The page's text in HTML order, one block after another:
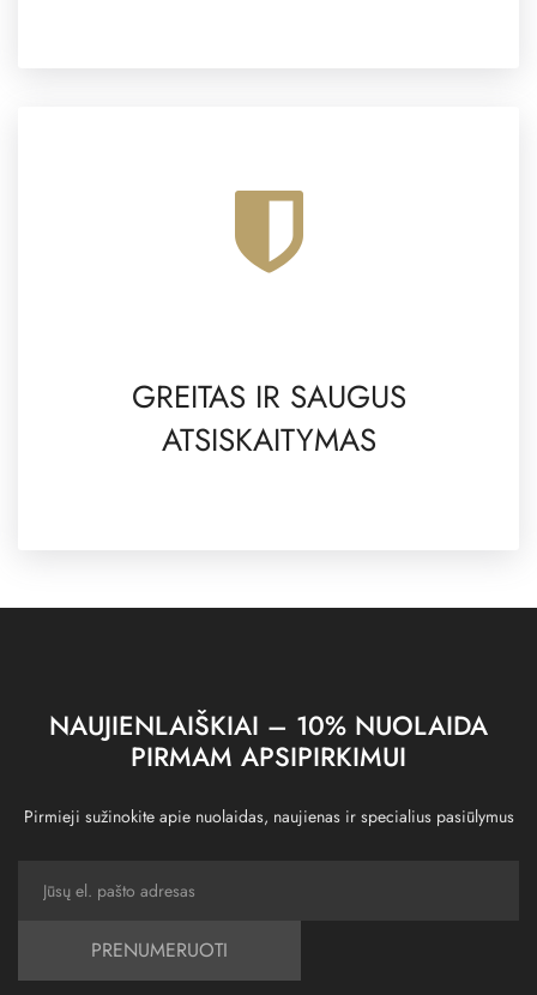
GREITAS IR SAUGUS
ATSISKAITYMAS
NAUJIENLAIŠKIAI – 10% NUOLAIDA
PIRMAM APSIPIRKIMUI
Pirmieji sužinokite apie nuolaidas, naujienas ir specialius pasiūlymus
PRENUMERUOTI